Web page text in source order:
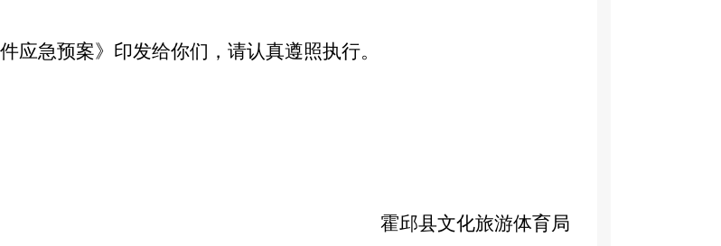
应急预案》印发给你们，请认真遵照执行。
霍邱县文化旅游体育局